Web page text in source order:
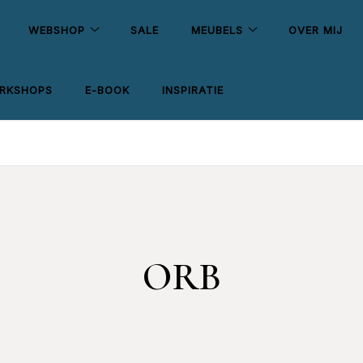
WEBSHOP SALE MEUBELS OVER MIJ
E-BOOK INSPIRATIE
ORB